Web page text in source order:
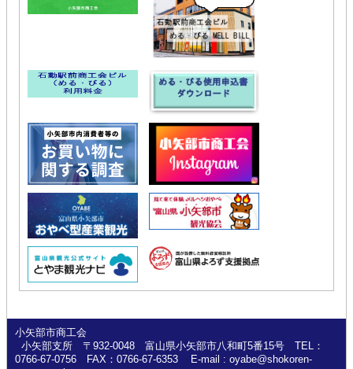
小矢部市商工会
小矢部支所 〒932-0048 富山県小矢部市八和町5番15号 TEL：
0766-67-0756 FAX：0766-67-6353 E-mail : oyabe@shokoren-